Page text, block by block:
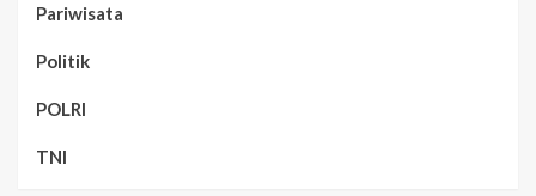
Pariwisata
Politik
POLRI
TNI